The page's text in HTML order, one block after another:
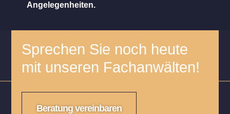
Angelegenheiten.
Sprechen Sie noch heute
mit unseren Fachanwälten!
Beratung vereinbaren